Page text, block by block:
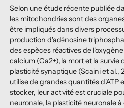
Selon une étude récente publiée
les mitochondries sont des
être impliqués dans divers
production d'adénosine
des espèces réactives de
calcium (Ca2+), la mort et la survie
plasticité synaptique (Scaini et al.,
utilise de grandes quantités d'ATP
stocker, leur activité est cruciale
neuronale, la plasticité neuronale